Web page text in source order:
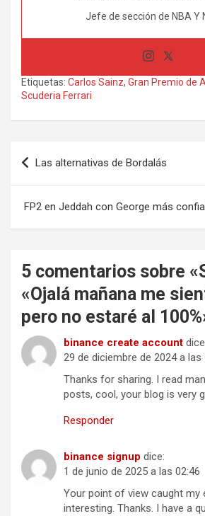
Jefe de sección de NBA Y
Etiquetas: Carlos Sainz, Gran Premio de
Scuderia Ferrari
Navegación
de
entradas
Las alternativas de Bordalás
FP2 en Jeddah con George más
5 comentarios sobre «
«Ojalá mañana me
pero no estaré al
binance create account
29 de diciembre de 2024 a las
Thanks for sharing. I read
posts, cool, your blog is very
Responder
binance signup dice:
1 de junio de 2025 a las 02:46
Your point of view caught my
interesting. Thanks. I have a